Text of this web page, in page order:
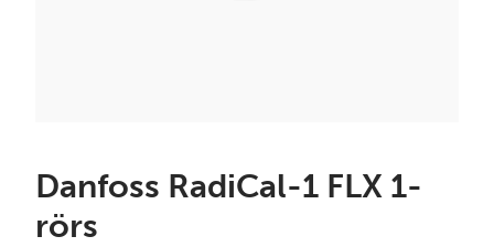
Danfoss RadiCal-1 FLX 1-
rörs